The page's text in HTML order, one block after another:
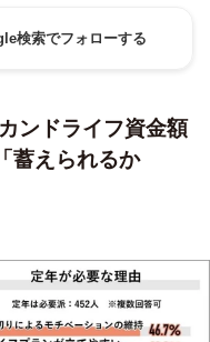
検索でフォローする
ンドライフ資金額
えられるか